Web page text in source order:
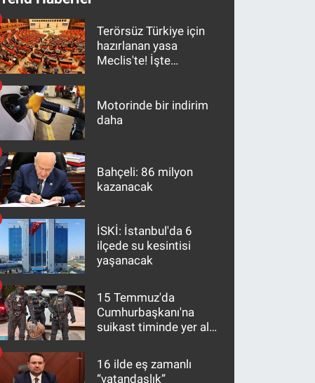
Terörsüz Türkiye için
hazırlanan yasa
Meclis'te! İşte
Motorinde bir indirim
daha
Bahçeli: 86 milyon
kazanacak
İSKİ: İstanbul'da 6
ilçede su kesintisi
yaşanacak
15 Temmuz'da
Cumhurbaşkanı'na
suikast timinde yer alan
10 yıl sonra yakalandı
16 ilde eş zamanlı
“vatandaşlık”